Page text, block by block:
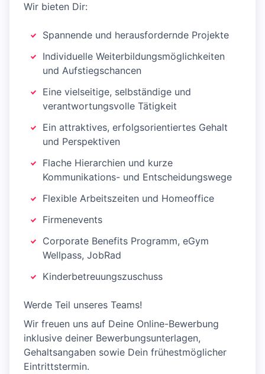
Wir bieten Dir:
Spannende und herausfordernde Projekte
Individuelle Weiterbildungsmöglichkeiten
und Aufstiegschancen
Eine vielseitige, selbständige und
verantwortungsvolle Tätigkeit
Ein attraktives, erfolgsorientiertes Gehalt
und Perspektiven
Flache Hierarchien und kurze
Kommunikations- und Entscheidungswege
Flexible Arbeitszeiten und Homeoffice
Firmenevents
Corporate Benefits Programm, eGym
Wellpass, JobRad
Kinderbetreuungszuschuss
Werde Teil unseres Teams!
Wir freuen uns auf Deine Online-Bewerbung
inklusive deiner Bewerbungsunterlagen,
Gehaltsangaben sowie Dein frühestmöglicher
Eintrittstermin.